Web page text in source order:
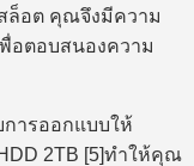
ล็อต คุณจึงมีความ
อตอบสนองความ
ารออกแบบให้
2TB [5]ทำให้คุณ